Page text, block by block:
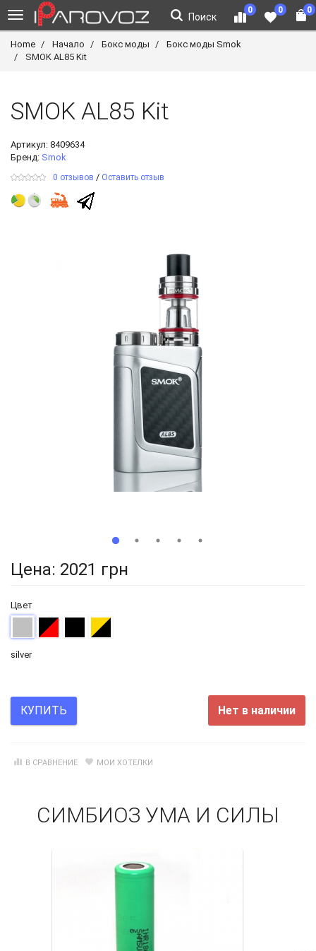
Поиск
0 0 0
Home Начало Бокс моды
Бокс моды Smok
SMOK AL85 Kit
SMOK AL85 Kit
Артикул: 8409634
Бренд: Smok
0 отзывов / Оставить отзыв
Цена: 2021 грн
Цвет
silver
КУПИТЬ Нет в наличии
В СРАВНЕНИЕ МОИ ХОТЕЛКИ
СИМБИОЗ УМА И СИЛЫ